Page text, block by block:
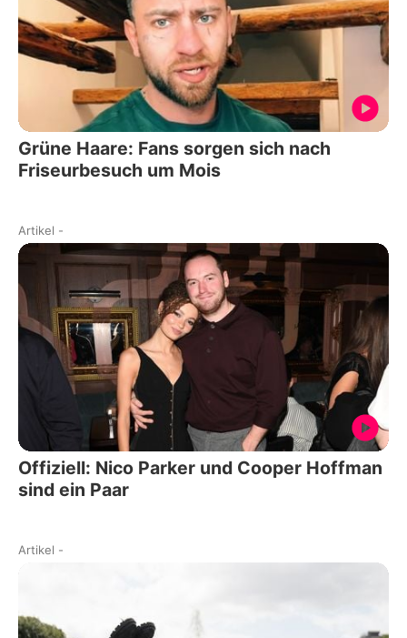
Grüne Haare: Fans sorgen sich nach
Friseurbesuch um Mois
Artikel -
Offiziell: Nico Parker und Cooper Hoffman
sind ein Paar
Artikel -